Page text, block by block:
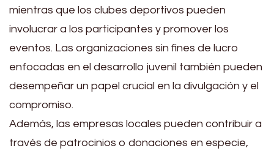
mientras que los clubes deportivos pueden
involucrar a los participantes y promover los
eventos. Las organizaciones sin fines de lucro
enfocadas en el desarrollo juvenil también pueden
desempeñar un papel crucial en la divulgación y el
compromiso.
Además, las empresas locales pueden contribuir a
través de patrocinios o donaciones en especie,